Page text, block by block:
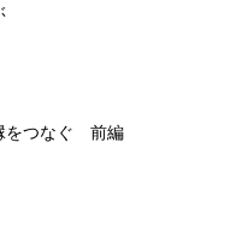
をつなぐ 前編